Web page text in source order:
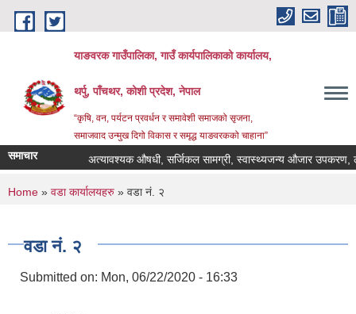
Skip to main content
याङवरक गाउँपालिका, गाउँ कार्यपालिकाको कार्यालय,
थर्पु, पाँचथर, कोशी प्रदेश, नेपाल
“कृषि, वन, पर्यटन प्रवर्धन र समावेशी समाजको सृजना,
समाजवाद उन्मुख दिगो विकास र समृद्ध याङवरकको चाहाना”
समाचार अत्यावश्यक औषधी, सर्जिकल सामग्री, स्वास्थ्यजन्य औजार उपकरण,
You are here
Home » वडा कार्यालयहरु » वडा नं. २
वडा नं. २
Submitted on: Mon, 06/22/2020 - 16:33